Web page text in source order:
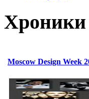
Хроники
Moscow Design Week